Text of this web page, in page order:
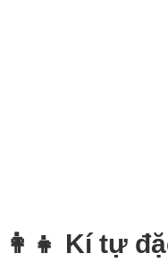
👩‍👧 Kí tự